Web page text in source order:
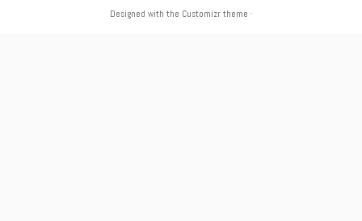
Designed with the Customizr theme ·